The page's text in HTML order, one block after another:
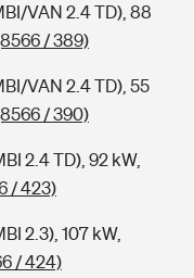
VAN 2.4 TD), 88
/ 389)
VAN 2.4 TD), 55
/ 390)
2.4 TD), 92 kW,
/ 423)
2.3), 107 kW,
/ 424)